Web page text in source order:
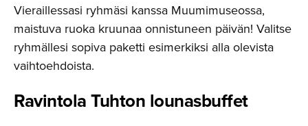
Vieraillessasi ryhmäsi kanssa Muumimuseossa,
maistuva ruoka kruunaa onnistuneen päivän! Valitse
ryhmällesi sopiva paketti esimerkiksi alla olevista
vaihtoehdoista.
Ravintola Tuhton lounasbuffet